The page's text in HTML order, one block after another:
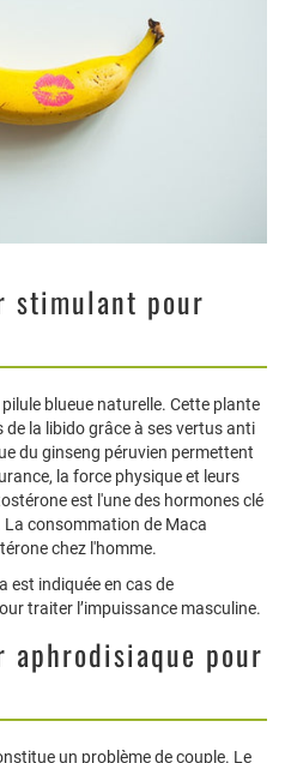
stimulant pour
blueue naturelle. Cette plante
la libido grâce à ses vertus anti
du ginseng péruvien permettent
la force physique et leurs
est l'une des hormones clé
La consommation de Maca
chez l'homme.
est indiquée en cas de
traiter l’impuissance masculine.
aphrodisiaque pour
un problème de couple. Le